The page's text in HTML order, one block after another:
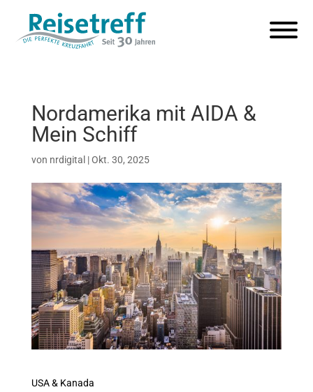
Nordamerika mit AIDA &
Mein Schiff
von nrdigital |Okt. 30, 2025
USA & Kanada